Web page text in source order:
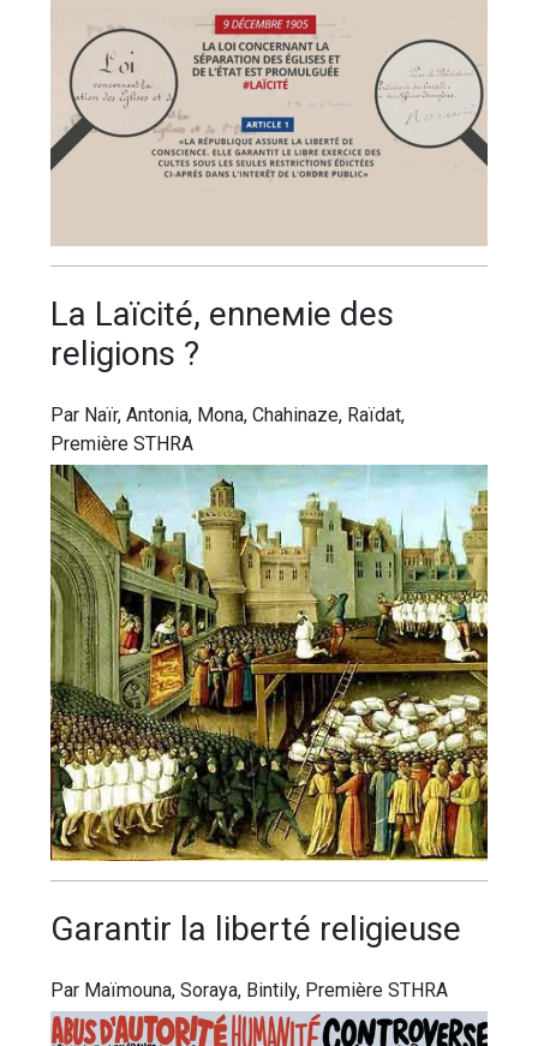
Lа Lаїсіté, еnnеміе dеѕ
rеlіgіоnѕ ?
Par Naïr, Antonia, Mona, Chahinaze, Raïdat,
Première STHRA
Gаrаntіr lа lіbеrté rеlіgіеuѕе
Par Maïmouna, Soraya, Bintily, Première STHRA